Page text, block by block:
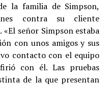
la familia de Simpson,
contra su cliente
señor Simpson estaba
con unos amigos y sus
contacto con el equipo
con él. Las pruebas
de la que presentan